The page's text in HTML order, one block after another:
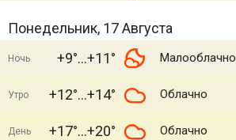
Понедельник, 17 Августа
Ночь +9° +11° Малооблачно
Утро +12° +14° Облачно
День +17° +20° Облачно